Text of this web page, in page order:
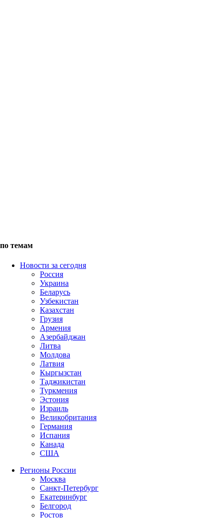
по темам
Новости за сегодня
Россия
Украина
Беларусь
Узбекистан
Казахстан
Грузия
Армения
Азербайджан
Литва
Молдова
Латвия
Кыргызстан
Таджикистан
Туркмения
Эстония
Израиль
Великобритания
Германия
Испания
Канада
США
Регионы России
Москва
Санкт-Петербург
Екатеринбург
Белгород
Ростов